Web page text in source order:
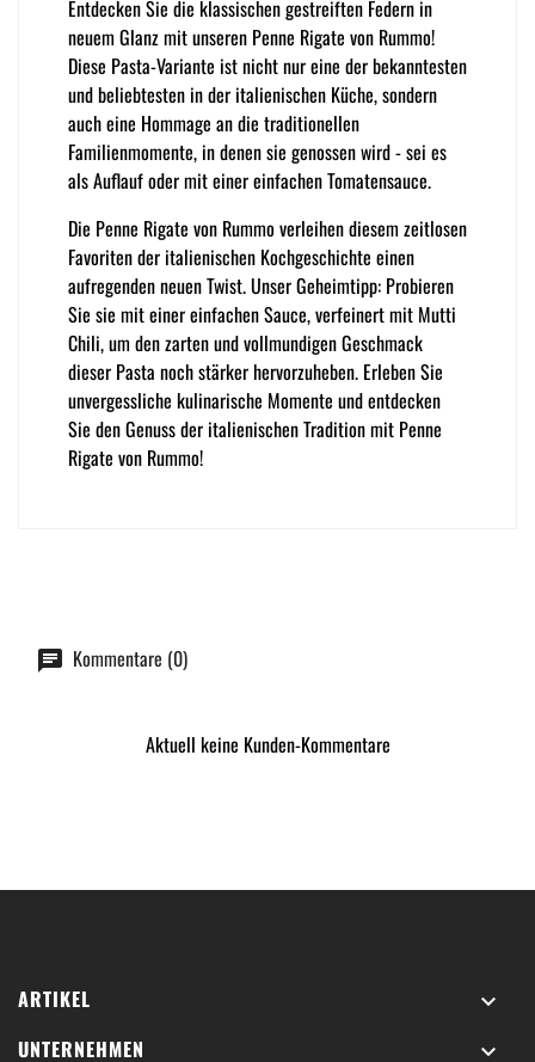
Entdecken Sie die klassischen gestreiften Federn in
neuem Glanz mit unseren Penne Rigate von Rummo!
Diese Pasta-Variante ist nicht nur eine der bekanntesten
und beliebtesten in der italienischen Küche, sondern
auch eine Hommage an die traditionellen
Familienmomente, in denen sie genossen wird - sei es
als Auflauf oder mit einer einfachen Tomatensauce.
Die Penne Rigate von Rummo verleihen diesem zeitlosen
Favoriten der italienischen Kochgeschichte einen
aufregenden neuen Twist. Unser Geheimtipp: Probieren
Sie sie mit einer einfachen Sauce, verfeinert mit Mutti
Chili, um den zarten und vollmundigen Geschmack
dieser Pasta noch stärker hervorzuheben. Erleben Sie
unvergessliche kulinarische Momente und entdecken
Sie den Genuss der italienischen Tradition mit Penne
Rigate von Rummo!
Kommentare (0)
Aktuell keine Kunden-Kommentare
ARTIKEL

UNTERNEHMEN
